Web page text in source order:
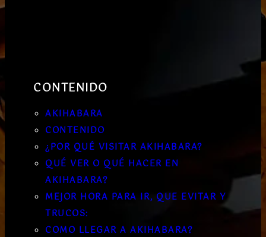
CONTENIDO
AKIHABARA
CONTENIDO
¿POR QUÉ VISITAR AKIHABARA?
QUÉ VER O QUÉ HACER EN
AKIHABARA?
MEJOR HORA PARA IR, QUE EVITAR Y
TRUCOS:
COMO LLEGAR A AKIHABARA?